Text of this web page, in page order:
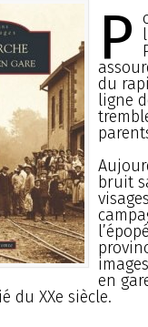
P
du
ligne
bruit
en
du XXe siècle.